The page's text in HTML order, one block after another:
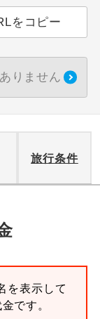
をコピー
りません
旅行条件
を表示して
です。
席利⽤できま